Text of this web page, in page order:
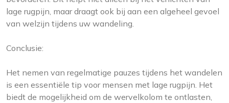
lage rugpijn, maar draagt ook bij aan een algeheel gevoel
van welzijn tijdens uw wandeling.
Conclusie:
Het nemen van regelmatige pauzes tijdens het wandelen
is een essentiële tip voor mensen met lage rugpijn. Het
biedt de mogelijkheid om de wervelkolom te ontlasten,